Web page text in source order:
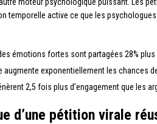
temporelle active ce que les
émotions fortes sont partagées 28%
augmente exponentiellement les chances
2,5 fois plus d’engagement que les
d’une pétition virale